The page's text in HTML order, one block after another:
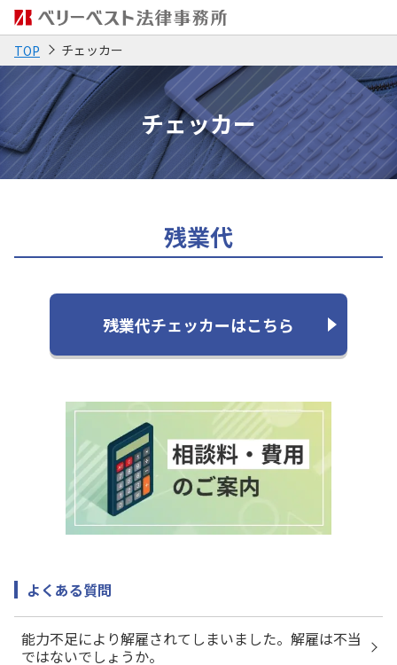
TOP チェッカー
チェッカー
残業代
残業代チェッカーはこちら
よくある質問
能力不足により解雇されてしまいました。解雇は不当
ではないでしょうか。